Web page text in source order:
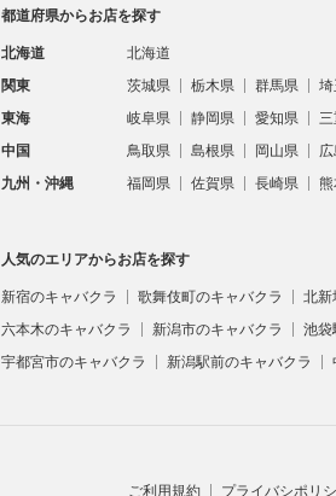
都道府県からお店を探す
北海道 北海道
関東
茨城県 栃木県 群馬県
東海
岐阜県 静岡県 愛知県
中国
鳥取県 島根県 岡山県
九州・沖縄
福岡県 佐賀県 長崎県
人気のエリアからお店を探す
新宿のキャバクラ 歌舞伎町のキャバクラ 北新
六本木のキャバクラ
新潟市のキャバクラ 池袋
宇都宮市のキャバクラ
新潟駅前のキャバクラ
ご利用規約 プライバシポリ